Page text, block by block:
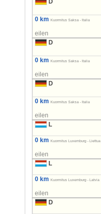
D
0 km Kuormitus Saksa - Italia
eilen
D
0 km Kuormitus Saksa - Italia
eilen
D
0 km Kuormitus Saksa - Italia
eilen
L
0 km Kuormitus Luxemburg - Liettua
eilen
L
0 km Kuormitus Luxemburg - Latvia
eilen
D